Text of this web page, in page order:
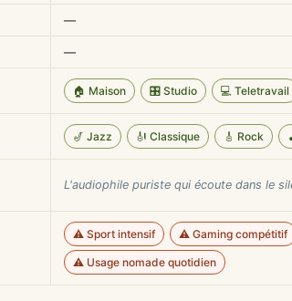
—
—
🏠 Maison 🎛️ Studio 💻 Teletravail
🎷 Jazz 🎻 Classique 🎸 Rock
L'audiophile puriste qui écoute dans le
⚠️ Sport intensif ⚠️ Gaming compétitif
⚠️ Usage nomade quotidien